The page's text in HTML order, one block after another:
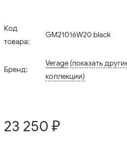
Код
товара:
GM21016W20 black
Бренд:
Verage (показать
коллекции)
23 250 ₽